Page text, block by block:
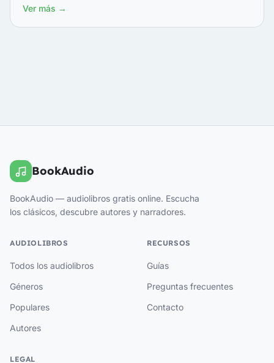
Ver más →
BookAudio
BookAudio — audiolibros gratis online. Escucha
los clásicos, descubre autores y narradores.
AUDIOLIBROS
Todos los audiolibros
Géneros
Populares
Autores
RECURSOS
Guías
Preguntas frecuentes
Contacto
LEGAL